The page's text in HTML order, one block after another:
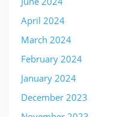
April 2024
March 2024
February 2024
January 2024
December 2023